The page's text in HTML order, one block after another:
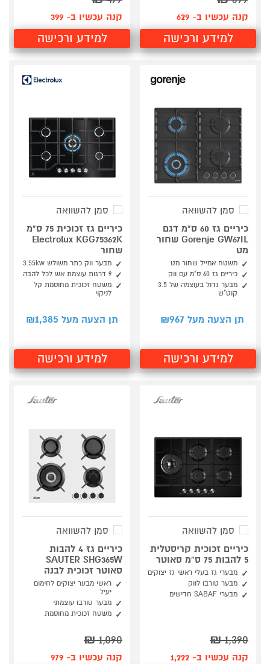
קנה עכשיו ב- 629
למידע ורכישה
קנה עכשיו ב- 399
למידע ורכישה
סמן להשוואה
כיריים גז 60 ס"מ דגם
Gorenje GW67IL שחור
מט
משטח אמייל שחור מט
כיריים גז 60 ס"מ עם ווק
מבער גדול בעוצמה של 3.5
קוט"ש
תן הצעה מעל ₪ 967
למידע ורכישה
סמן להשוואה
כיריים גז זכוכית 75 ס"מ
Electrolux KGG75362K
שחור
מבער ווק כתר משולש 3.55kw
9 דרגות עוצמת אש לכל להבה
משטח זכוכית מחוסמת קל
לניקוי
תן הצעה מעל ₪ 1,385
למידע ורכישה
סמן להשוואה
כיריים זכוכית קריסטלית
5 להבות 75 ס"מ סאוטר
מבערי גז בעלי ראשי גז יצוקים
מבער טורבו לווק
מבערי SABAF חדישים
1,390
₪
קנה עכשיו ב- 1,222
סמן להשוואה
כיריים גז 4 להבות
SAUTER SHG365W
סאוטר זכוכית לבנה
ראשי מבער יצוקים לחימום
יעיל
מבער טורבו עוצמתי
משטח זכוכית מחוסמת
1,090
₪
קנה עכשיו ב- 979